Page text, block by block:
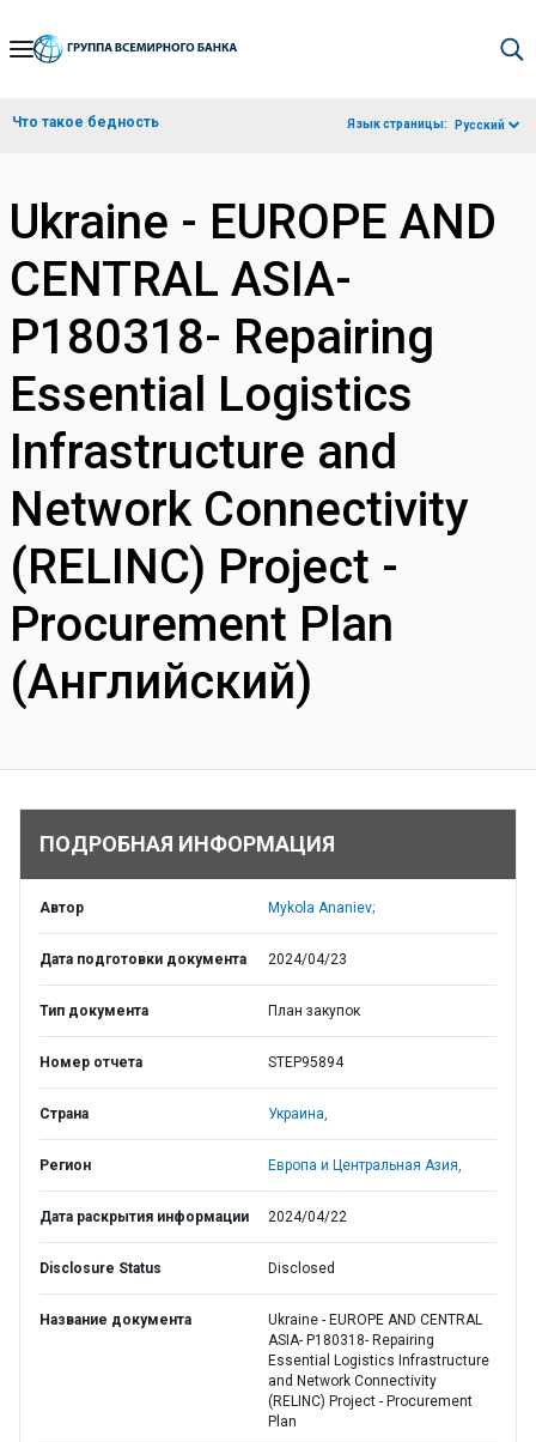
Skip
Navigation
Что такое бедность Язык страницы: Русский
Ukraine - EUROPE AND
CENTRAL ASIA-
P180318- Repairing
Essential Logistics
Infrastructure and
Network Connectivity
(RELINC) Project -
Procurement Plan
(Английский)
ПОДРОБНАЯ ИНФОРМАЦИЯ
Автор Mykola Ananiev;
Дата подготовки документа 2024/04/23
Тип документа План закупок
Номер отчета STEP95894
Страна Украина,
Регион Европа и Центральная Азия,
Дата раскрытия информации 2024/04/22
Disclosure Status Disclosed
Название документа
Ukraine - EUROPE AND CENTRAL
ASIA- P180318- Repairing
Essential Logistics Infrastructure
and Network Connectivity
(RELINC) Project - Procurement
Plan